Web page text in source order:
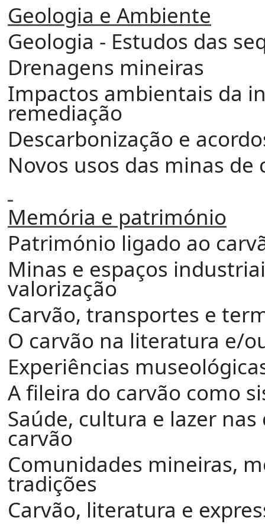
Geologia e Ambiente
Geologia - Estudos das
Drenagens mineiras
Impactos ambientais da
remediação
Descarbonização e
Novos usos das minas
Memória e património
Património ligado ao
Minas e espaços
valorização
Carvão, transportes e
O carvão na literatura e/
Experiências
A fileira do carvão como
Saúde, cultura e lazer
carvão
Comunidades mineiras,
tradições
Carvão, literatura e